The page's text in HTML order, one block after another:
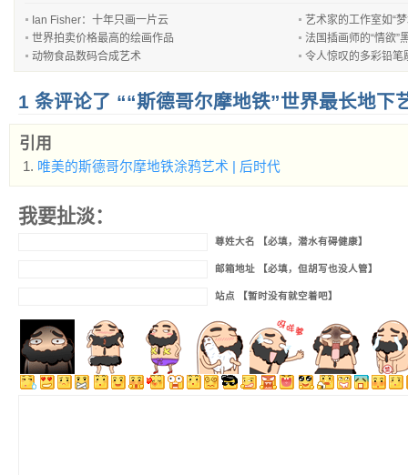
Ian Fisher：十年只画一片云
艺术家的工作室如“
世界拍卖价格最高的绘画作品
法国插画师的“情欲”
动物食品数码合成艺术
令人惊叹的多彩铅笔
1 条评论了 ““斯德哥尔摩地铁”世界最长地下
引用
唯美的斯德哥尔摩地铁涂鸦艺术 | 后时代
我要扯淡：
尊姓大名 【必填，潜水有碍健康】
邮箱地址 【必填，但胡写也没人管】
站点 【暂时没有就空着吧】